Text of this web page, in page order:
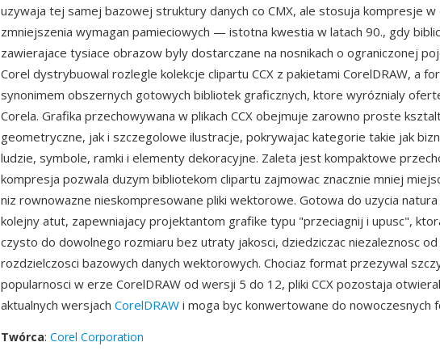
uzywaja tej samej bazowej struktury danych co CMX, ale stosuja kompresje w
zmniejszenia wymagan pamieciowych — istotna kwestia w latach 90., gdy
zawierajace tysiace obrazow byly dostarczane na nosnikach o ograniczonej
Corel dystrybuowal rozlegle kolekcje clipartu CCX z pakietami CorelDRAW, a
synonimem obszernych gotowych bibliotek graficznych, ktore wyróznialy
Corela. Grafika przechowywana w plikach CCX obejmuje zarowno proste
geometryczne, jak i szczegolowe ilustracje, pokrywajac kategorie takie jak
ludzie, symbole, ramki i elementy dekoracyjne. Zaleta jest kompaktowe
kompresja pozwala duzym bibliotekom clipartu zajmowac znacznie mniej
niz rownowazne nieskompresowane pliki wektorowe. Gotowa do uzycia natura
kolejny atut, zapewniajacy projektantom grafike typu "przeciagnij i upusc",
czysto do dowolnego rozmiaru bez utraty jakosci, dziedziczac niezaleznosc od
rozdzielczosci bazowych danych wektorowych. Chociaz format przezywal
popularnosci w erze CorelDRAW od wersji 5 do 12, pliki CCX pozostaja
aktualnych wersjach CorelDRAW i moga byc konwertowane do nowoczesnych
Twórca: Corel Corporation